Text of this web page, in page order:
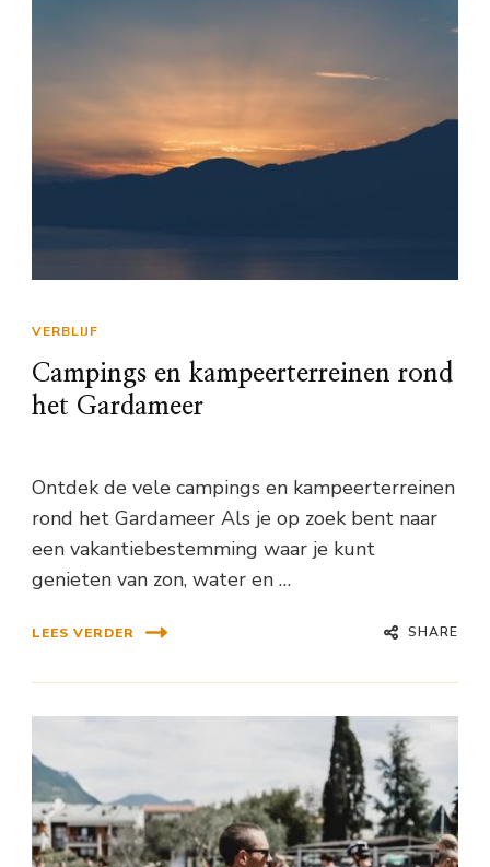
VERBLIJF
Campings en kampeerterreinen rond
het Gardameer
Ontdek de vele campings en kampeerterreinen
rond het Gardameer Als je op zoek bent naar
een vakantiebestemming waar je kunt
genieten van zon, water en …
LEES VERDER SHARE